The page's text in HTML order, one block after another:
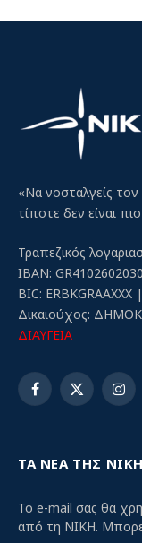
«Να νοσταλγείς
τίποτε δεν είναι
Τραπεζικός
IBAN:
BIC:
Δικαιούχος:
ΔΙΑΥΓΕΙΑ
Facebook
X
ΤΑ ΝΕΑ ΤΗΣ
Το e-mail σας θα
από τη ΝΙΚΗ.